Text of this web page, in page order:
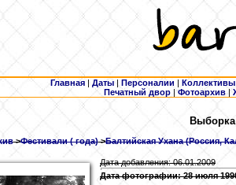
Главная | Даты | Персоналии | Коллективы
Печатный двор |Фотоархив |
>Фестивали ( года)>Балтийская Ухана (Россия,
Дата добавления: 06.01.2009
Дата фотографии: 28 июля